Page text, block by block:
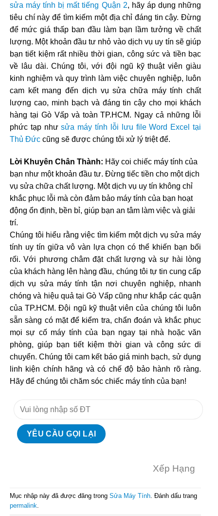
sửa máy tính bị mất tiếng Quận 2, hãy áp dụng những
tiêu chí này để tìm kiếm một địa chỉ đáng tin cậy. Đừng
để mức giá thấp ban đầu làm bạn lầm tưởng về chất
lượng. Một khoản đầu tư nhỏ vào dịch vụ uy tín sẽ giúp
bạn tiết kiệm rất nhiều thời gian, công sức và tiền bạc
về lâu dài. Chúng tôi, với đội ngũ kỹ thuật viên giàu
kinh nghiệm và quy trình làm việc chuyên nghiệp, luôn
cam kết mang đến dịch vụ sửa chữa máy tính chất
lượng cao, minh bạch và đáng tin cậy cho mọi khách
hàng tại Gò Vấp và toàn TP.HCM. Ngay cả những lỗi
phức tạp nhưsửa máy tính lỗi lưu file Word Excel tại
Thủ Đức cũng sẽ được chúng tôi xử lý triệt để.
Lời Khuyên Chân Thành: Hãy coi chiếc máy tính của
bạn như một khoản đầu tư. Đừng tiếc tiền cho một dịch
vụ sửa chữa chất lượng. Một dịch vụ uy tín không chỉ
khắc phục lỗi mà còn đảm bảo máy tính của bạn hoạt
động ổn định, bền bỉ, giúp bạn an tâm làm việc và giải
trí.
Chúng tôi hiểu rằng việc tìm kiếm một dịch vụ sửa máy
tính uy tín giữa vô vàn lựa chọn có thể khiến bạn bối
rối. Với phương châm đặt chất lượng và sự hài lòng
của khách hàng lên hàng đầu, chúng tôi tự tin cung cấp
dịch vụ sửa máy tính tận nơi chuyên nghiệp, nhanh
chóng và hiệu quả tại Gò Vấp cũng như khắp các quận
của TP.HCM. Đội ngũ kỹ thuật viên của chúng tôi luôn
sẵn sàng có mặt để kiểm tra, chẩn đoán và khắc phục
mọi sự cố máy tính của bạn ngay tại nhà hoặc văn
phòng, giúp bạn tiết kiệm thời gian và công sức di
chuyển. Chúng tôi cam kết báo giá minh bạch, sử dụng
linh kiện chính hãng và có chế độ bảo hành rõ ràng.
Hãy để chúng tôi chăm sóc chiếc máy tính của bạn!
Xếp Hạng
Mục nhập này đã được đăng trong Sửa Máy Tính . Đánh dấu trang
permalink